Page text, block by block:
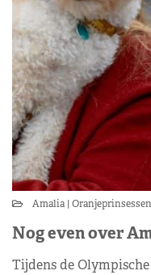
Amalia Oranjeprinsessen
Nog even over
Tijdens de